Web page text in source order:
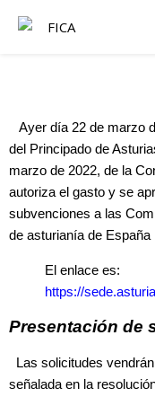
Ayer día 22 de marzo
del Principado de
marzo de 2022, de la
autoriza el gasto y se
subvenciones a las
de asturianía de España
El enlace es:
https://
Presentación de
Las solicitudes
señalada en la